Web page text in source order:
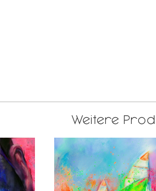
Weitere